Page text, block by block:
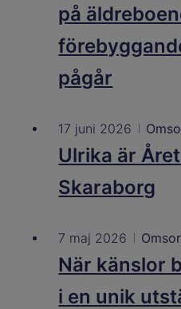
på
pågår
17 juni 2026
Ulrika är
Skaraborg
7 maj 2026
När känslor
i en unik